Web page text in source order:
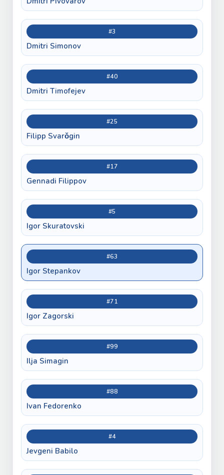
#3
Dmitri Simonov
#40
Dmitri Timofejev
#25
Filipp Svarǒgin
#17
Gennadi Filippov
#5
Igor Skuratovski
#63
Igor Stepankov
#71
Igor Zagorski
#99
Ilja Simagin
#88
Ivan Fedorenko
#4
Jevgeni Babilo